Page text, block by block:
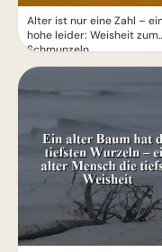
Alter ist nur eine Zahl –
hohe leider: Weisheit zum
Schmunzeln